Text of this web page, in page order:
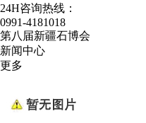
24H咨询热线：
0991-4181018
第八届新疆石博会
新闻中心
更多